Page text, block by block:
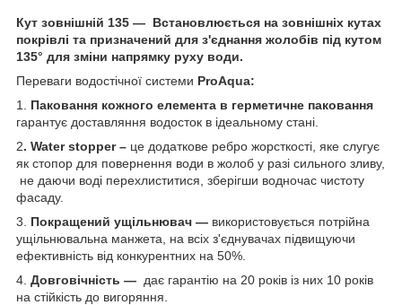
Кут зовнішній 135 — Встановлюється на зовнішніх кутах
покрівлі та призначений для з'єднання жолобів під кутом
135° для зміни напрямку руху води.
Переваги водостічної системи ProAqua:
1. Паковання кожного елемента в герметичне паковання
гарантує доставляння водосток в ідеальному стані.
2. Water stopper– це додаткове ребро жорсткості, яке слугує
як стопор для повернення води в жолоб у разі сильного зливу,
не даючи воді перехлиститися, зберігши водночас чистоту
фасаду.
3. Покращений ущільнювач — використовується потрійна
ущільнювальна манжета, на всіх з'єднувачах підвищуючи
ефективність від конкурентних на 50%.
4. Довговічність — дає гарантію на 20 років із них 10 років
на стійкість до вигоряння.